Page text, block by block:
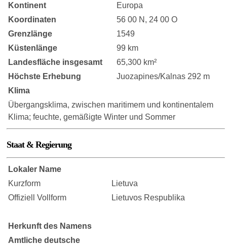
Kontinent
Europa
Koordinaten
56 00 N, 24 00 O
Grenzlänge
1549
Küstenlänge
99 km
Landesfläche insgesamt
65,300 km²
Höchste Erhebung
Juozapines/Kalnas 292 m
Klima
Übergangsklima, zwischen maritimem und kontinentalem
Klima; feuchte, gemäßigte Winter und Sommer
Staat & Regierung
Lokaler Name
Kurzform
Lietuva
Offiziell Vollform
Lietuvos Respublika
Herkunft des Namens
Amtliche deutsche